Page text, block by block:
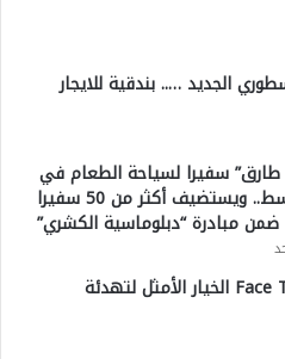
الجديد ….. بندقية للايجار
سفيرا لسياحة الطعام في
الشرق الأوسط.. ويستضيف أكثر من 50 سفيرا
ضمن مبادرة “دبلوماسية الكشري”
قوة الشاي الأخضر.. غسول Face Time الخيار الأمثل لتهدئة